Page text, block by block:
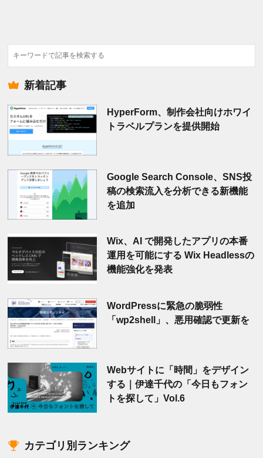
検
索
新着記事
HyperForm、制作会社向けホワイ
トラベルプランを提供開始
Google Search Console、SNS投
稿の検索流入を分析できる新機能
を追加
Wix、AI で開発したアプリの本番
運用を可能にする Wix Headlessの
機能強化を発表
WordPressに緊急の脆弱性
「wp2shell」、悪用確認で更新を
Webサイトに「時間」をデザイン
する｜伊達千代の「今日もフォン
トを探して」Vol.6
カテゴリ別ランキング